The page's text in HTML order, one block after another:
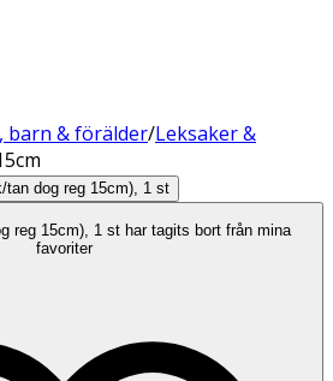
barn & förälder/Leksaker &
reg 15cm), 1 st har tagits bort från mina
favoriter